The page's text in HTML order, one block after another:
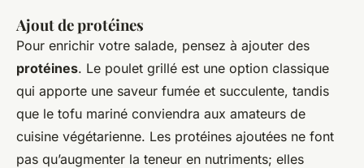
Ajout de protéines
Pour enrichir votre salade, pensez à ajouter des
protéines. Le poulet grillé est une option classique
qui apporte une saveur fumée et succulente, tandis
que le tofu mariné conviendra aux amateurs de
cuisine végétarienne. Les protéines ajoutées ne font
pas qu’augmenter la teneur en nutriments; elles